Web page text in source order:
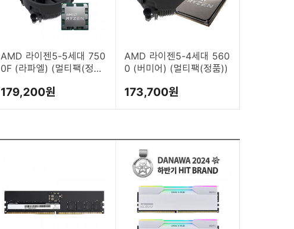
AMD 라이젠5-5세대 750
0F (라파엘) (멀티팩(정
179,200원
AMD 라이젠5-4세대 560
0 (버미어) (멀티팩(정품))
173,700원